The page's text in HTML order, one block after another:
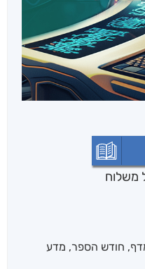
משלוח
, חודש הספר, מדע